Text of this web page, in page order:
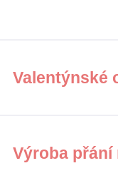
Valentýnské
Výroba přání